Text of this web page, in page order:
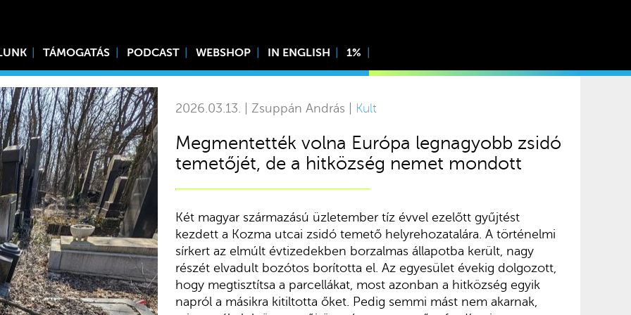
TÁMOGATÁS PODCAST WEBSHOP IN ENGLISH 1%
2026.03.13. | Zsuppán András | Kult
Megmentették volna Európa legnagyobb zsidó
temetőjét, de a hitközség nemet mondott
Két magyar származású üzletember tíz évvel ezelőtt gyűjtést
kezdett a Kozma utcai zsidó temető helyrehozatalára. A történelmi
sírkert az elmúlt évtizedekben borzalmas állapotba került, nagy
részét elvadult bozótos borította el. Az egyesület évekig dolgozott,
hogy megtisztítsa a parcellákat, most azonban a hitközség egyik
napról a másikra kitiltotta őket. Pedig semmi mást nem akarnak,